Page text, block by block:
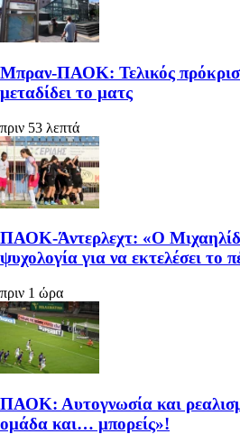
Μπραν-ΠΑΟΚ: Τελικός
μεταδίδει το ματς
πριν 53 λεπτά
ΠΑΟΚ-Άντερλεχτ: «Ο
ψυχολογία για να εκτελέσει το
πριν 1 ώρα
ΠΑΟΚ: Αυτογνωσία και
ομάδα και… μπορείς»!